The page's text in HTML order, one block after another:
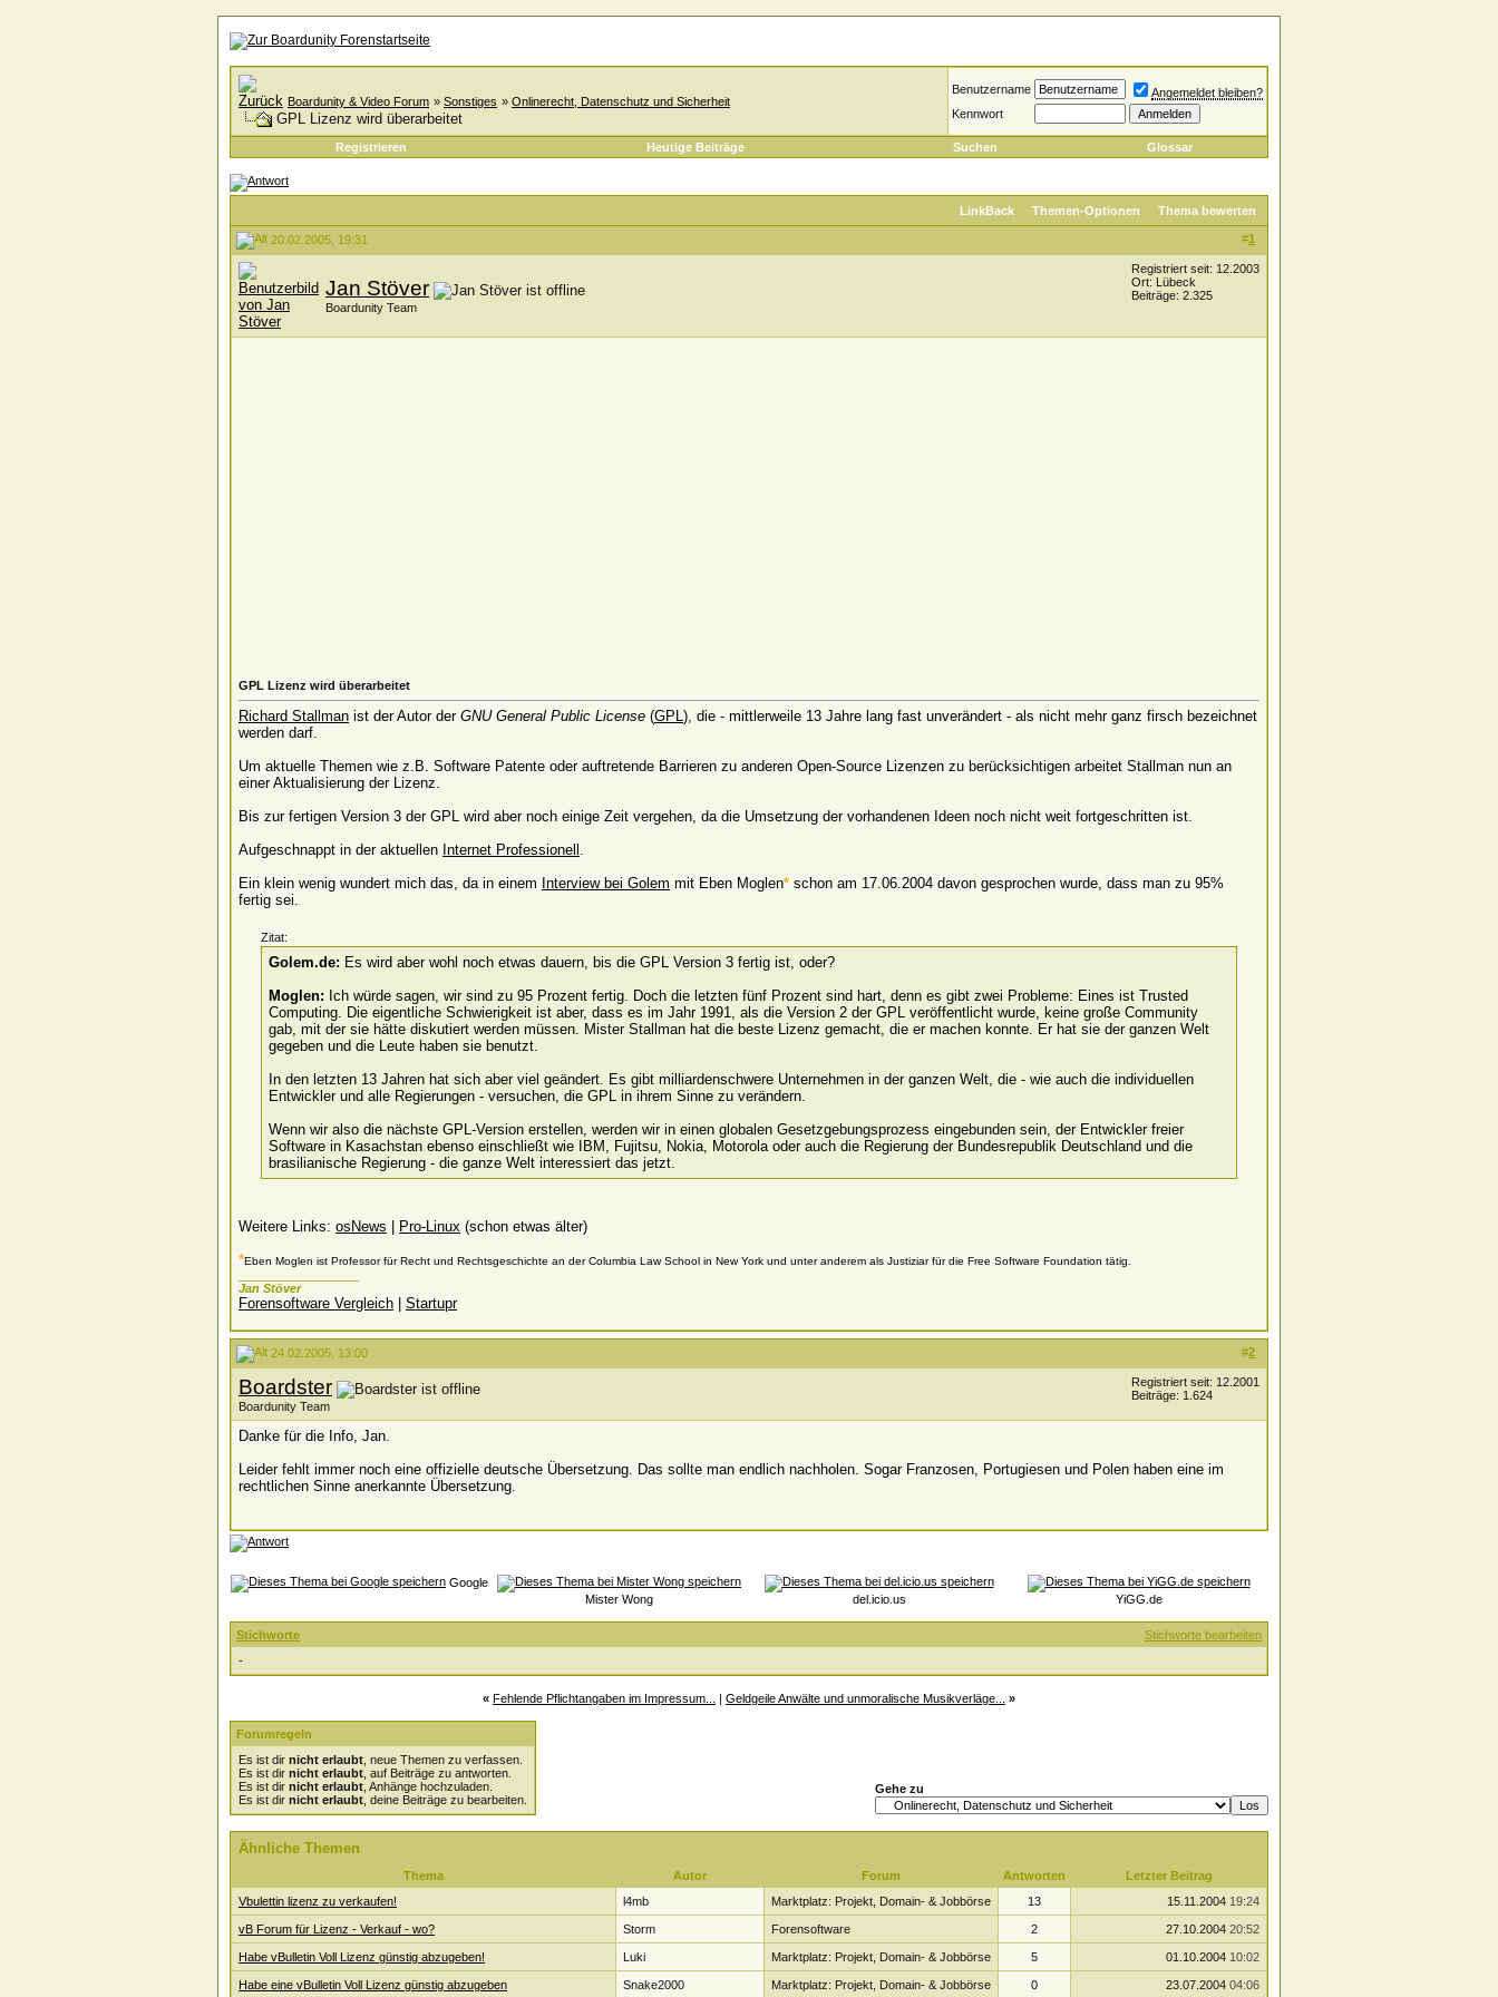
Boardunity & Video Forum » Sonstiges » Onlinerecht, Datenschutz und Sicherheit
GPL Lizenz wird überarbeitet
Benutzername
Angemeldet bleiben?
Kennwort
Registrieren Heutige Beiträge Suchen Glossar
LinkBack Themen-Optionen Thema bewerten
#1
20.02.2005, 19:31
Jan Stöver
Boardunity Team
Registriert seit: 12.2003
Ort: Lübeck
Beiträge: 2.325
GPL Lizenz wird überarbeitet
Richard Stallman ist der Autor der GNU General Public License (GPL), die - mittlerweile 13 Jahre lang fast unverändert - als nicht mehr ganz firsch bezeichnet
werden darf.
Um aktuelle Themen wie z.B. Software Patente oder auftretende Barrieren zu anderen Open-Source Lizenzen zu berücksichtigen arbeitet Stallman nun an
einer Aktualisierung der Lizenz.
Bis zur fertigen Version 3 der GPL wird aber noch einige Zeit vergehen, da die Umsetzung der vorhandenen Ideen noch nicht weit fortgeschritten ist.
Aufgeschnappt in der aktuellen Internet Professionell .
Ein klein wenig wundert mich das, da in einem Interview bei Golem mit Eben Moglen* schon am 17.06.2004 davon gesprochen wurde, dass man zu 95%
fertig sei.
Zitat:
Golem.de: Es wird aber wohl noch etwas dauern, bis die GPL Version 3 fertig ist, oder?
Moglen: Ich würde sagen, wir sind zu 95 Prozent fertig. Doch die letzten fünf Prozent sind hart, denn es gibt zwei Probleme: Eines ist Trusted
Computing. Die eigentliche Schwierigkeit ist aber, dass es im Jahr 1991, als die Version 2 der GPL veröffentlicht wurde, keine große Community
gab, mit der sie hätte diskutiert werden müssen. Mister Stallman hat die beste Lizenz gemacht, die er machen konnte. Er hat sie der ganzen Welt
gegeben und die Leute haben sie benutzt.
In den letzten 13 Jahren hat sich aber viel geändert. Es gibt milliardenschwere Unternehmen in der ganzen Welt, die - wie auch die individuellen
Entwickler und alle Regierungen - versuchen, die GPL in ihrem Sinne zu verändern.
Wenn wir also die nächste GPL-Version erstellen, werden wir in einen globalen Gesetzgebungsprozess eingebunden sein, der Entwickler freier
Software in Kasachstan ebenso einschließt wie IBM, Fujitsu, Nokia, Motorola oder auch die Regierung der Bundesrepublik Deutschland und die
brasilianische Regierung - die ganze Welt interessiert das jetzt.
Weitere Links: osNews Pro-Linux (schon etwas älter)
*Eben Moglen ist Professor für Recht und Rechtsgeschichte an der Columbia Law School in New York und unter anderem als Justiziar für die Free Software Foundation tätig.
Jan Stöver
Forensoftware Vergleich Startupr
#2
24.02.2005, 13:00
Boardster
Boardunity Team
Registriert seit: 12.2001
Beiträge: 1.624
Danke für die Info, Jan.
Leider fehlt immer noch eine offizielle deutsche Übersetzung. Das sollte man endlich nachholen. Sogar Franzosen, Portugiesen und Polen haben eine im
rechtlichen Sinne anerkannte Übersetzung.
Google
Mister Wong
del.icio.us YiGG.de
Stichworte bearbeiten
Stichworte
-
« Fehlende Pflichtangaben im Impressum... | Geldgeile Anwälte und unmoralische Musikverläge... »
Forumregeln
Es ist dir nicht erlaubt , neue Themen zu verfassen.
Es ist dir nicht erlaubt , auf Beiträge zu antworten.
Es ist dir nicht erlaubt , Anhänge hochzuladen.
Es ist dir nicht erlaubt , deine Beiträge zu bearbeiten.
Gehe zu
Ähnliche Themen
Thema Autor Forum Antworten
Letzter Beitrag
Vbulettin lizenz zu verkaufen!
l4mb Marktplatz: Projekt, Domain- & Jobbörse 13 15.11.2004 19:24
vB Forum für Lizenz - Verkauf - wo? Storm Forensoftware 2 27.10.2004 20:52
Habe vBulletin Voll Lizenz günstig abzugeben! Luki Marktplatz: Projekt, Domain- & Jobbörse 5 01.10.2004 10:02
Habe eine vBulletin Voll Lizenz günstig abzugeben Snake2000 Marktplatz: Projekt, Domain- & Jobbörse 0 23.07.2004 04:06